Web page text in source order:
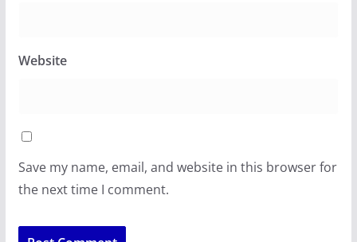
Website
Save my name, email, and website in this browser for
the next time I comment.